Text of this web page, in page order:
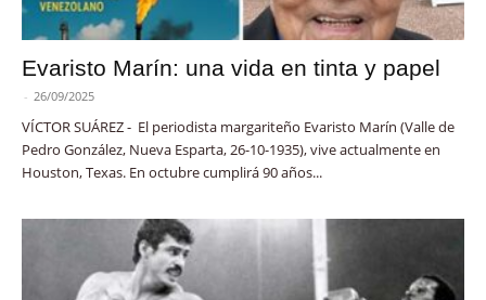
Evaristo Marín: una vida en tinta y papel
- 26/09/2025
VÍCTOR SUÁREZ - El periodista margariteño Evaristo Marín (Valle de
Pedro González, Nueva Esparta, 26-10-1935), vive actualmente en
Houston, Texas. En octubre cumplirá 90 años...